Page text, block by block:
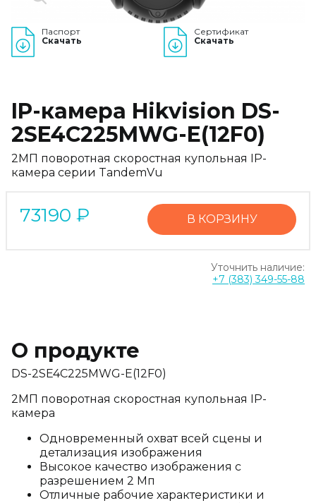
Паспорт
Скачать
Сертификат
Скачать
IP-камера Hikvision DS-
2SE4C225MWG-E(12F0)
2МП поворотная скоростная купольная IP-
камера серии TandemVu
73190 ₽ В КОРЗИНУ
Уточнить наличие:
+7 (383) 349-55-88
О продукте
DS-2SE4C225MWG-E(12F0)
2МП поворотная скоростная купольная IP-
камера
Одновременный охват всей сцены и
детализация изображения
Высокое качество изображения с
разрешением 2 Мп
Отличные рабочие характеристики и